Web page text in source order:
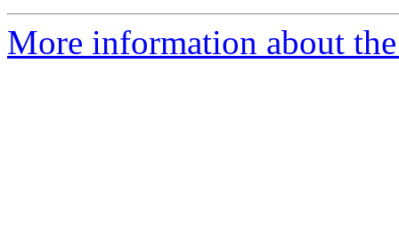
More information about